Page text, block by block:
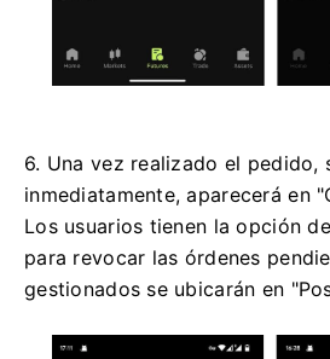
6. Una vez realizado el pedido,
inmediatamente, aparecerá en
Los usuarios tienen la opción
para revocar las órdenes
gestionados se ubicarán en